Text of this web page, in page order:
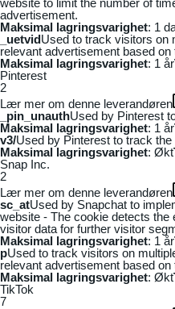
advertisement.
Maksimal lagringsvarighet: 1
_uetvidUsed to track visitors on
relevant advertisement based
Maksimal lagringsvarighet: 1 år
Pinterest
2
Lær mer om denne leverandøren
_pin_unauthUsed by Pinterest
Maksimal lagringsvarighet: 1 år
v3/Used by Pinterest to track
Maksimal lagringsvarighet: Økt
Snap Inc.
2
Lær mer om denne leverandøren
sc_atUsed by Snapchat to
website - The cookie detects
visitor data for further visitor
Maksimal lagringsvarighet: 1 år
pUsed to track visitors on
relevant advertisement based
Maksimal lagringsvarighet: Økt
TikTok
7